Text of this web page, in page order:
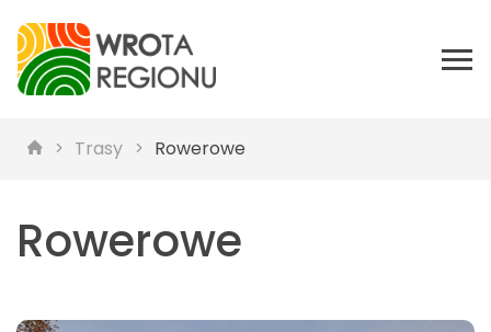
Trasy Rowerowe
Rowerowe